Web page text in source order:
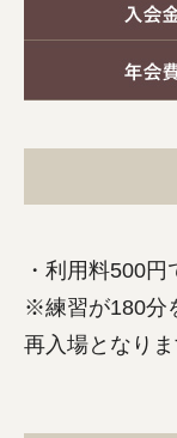
・利用料500
※練習が180分
再入場となり